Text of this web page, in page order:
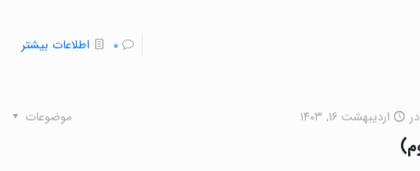
0 اطلاعات بیشتر
در اردیبهشت ۱۶, ۱۴۰۳ موضوعات